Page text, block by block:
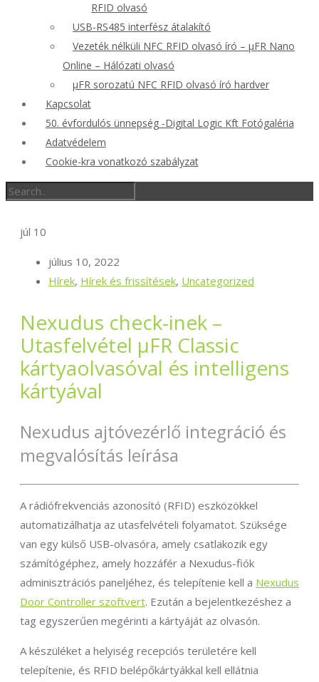
RFID olvasó
USB-RS485 interfész átalakító
Vezeték nélküli NFC RFID olvasó író – μFR Nano
Online – Hálózati olvasó
μFR sorozatú NFC RFID olvasó író hardver
Kapcsolat
50. évfordulós ünnepség -Digital Logic Kft Fotógaléria
Adatvédelem
Cookie-kra vonatkozó szabályzat
júl 10
július 10, 2022
Hírek, Hírek és frissítések, Uncategorized
Nexudus check-inek –
Utasfelvétel μFR Classic
kártyaolvasóval és intelligens
kártyával
Nexudus ajtóvezérlő integráció és
megvalósítás leírása
A rádiófrekvenciás azonosító (RFID) eszközökkel
automatizálhatja az utasfelvételi folyamatot. Szüksége
van egy külső USB-olvasóra, amely csatlakozik egy
számítógéphez, amely hozzáfér a Nexudus-fiók
adminisztrációs paneljéhez, és telepítenie kell a Nexudus
Door Controller szoftvert. Ezután a bejelentkezéshez a
tag egyszerűen megérinti a kártyáját az olvasón.
A készüléket a helyiség recepciós területére kell
telepítenie, és RFID belépőkártyákkal kell ellátnia